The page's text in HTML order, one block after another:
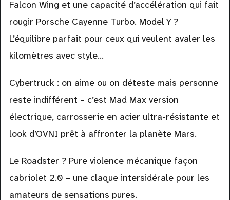
Falcon Wing et une capacité d’accélération qui fait
rougir Porsche Cayenne Turbo. Model Y ?
L’équilibre parfait pour ceux qui veulent avaler les
kilomètres avec style…
Cybertruck : on aime ou on déteste mais personne
reste indifférent – c’est Mad Max version
électrique, carrosserie en acier ultra-résistante et
look d’OVNI prêt à affronter la planète Mars.
Le Roadster ? Pure violence mécanique façon
cabriolet 2.0 – une claque intersidérale pour les
amateurs de sensations pures.